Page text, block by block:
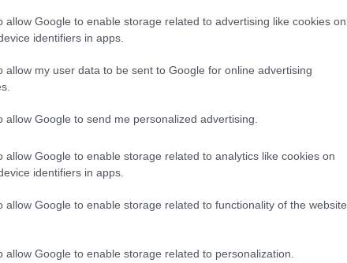
allow Google to enable storage related to advertising like cookies on
identifiers in apps.
allow my user data to be sent to Google for online advertising
allow Google to send me personalized advertising.
allow Google to enable storage related to analytics like cookies on
identifiers in apps.
allow Google to enable storage related to functionality of the website
allow Google to enable storage related to personalization.